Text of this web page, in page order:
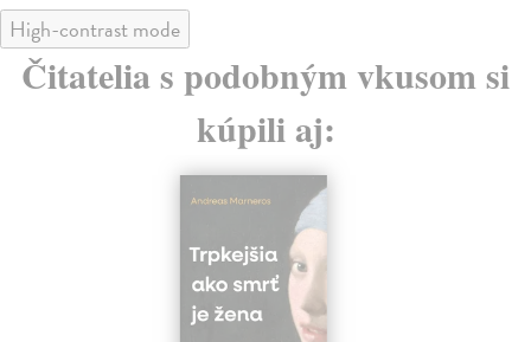
High-contrast mode
Čitatelia s podobným vkusom si
kúpili aj: